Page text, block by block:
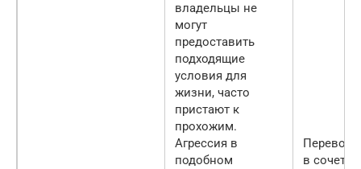
владельцы не
могут
предоставить
подходящие
условия для
жизни, часто
пристают к
прохожим.
Агрессия в
подобном
в